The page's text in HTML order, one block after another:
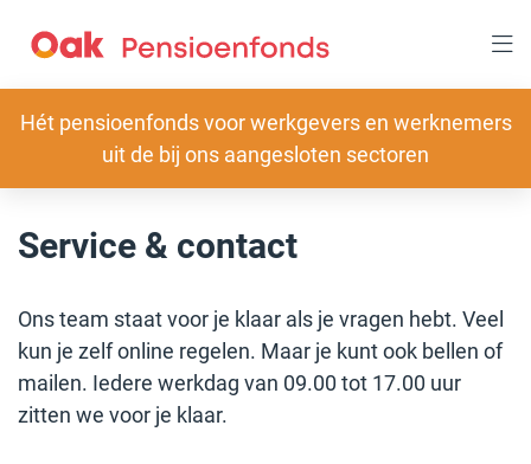
naar
gaan
Slogan
Hét pensioenfonds voor werkgevers en werknemers
uit de bij ons aangesloten sectoren
Service & contact
Ons team staat voor je klaar als je vragen hebt. Veel
kun je zelf online regelen. Maar je kunt ook bellen of
mailen. Iedere werkdag van 09.00 tot 17.00 uur
zitten we voor je klaar.